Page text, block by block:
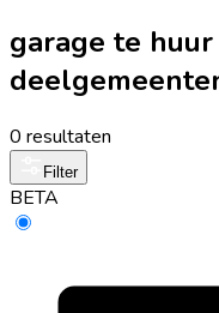
garage te
0 resultaten
Filter
BETA